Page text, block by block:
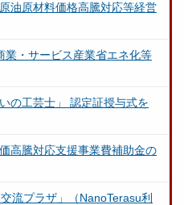
油原材料価格高騰対応等経営
業・サービス産業省エネ化等
の工芸士」 認定証授与式を
高騰対応支援事業費補助金の
流プラザ」（NanoTerasu利